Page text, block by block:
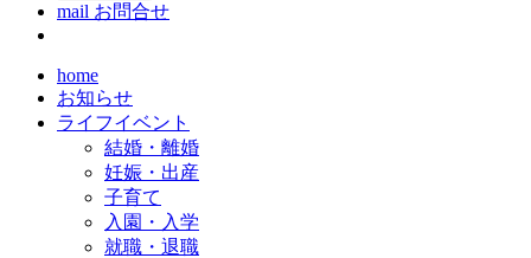
mail お問合せ
home
お知らせ
ライフイベント
結婚・離婚
妊娠・出産
子育て
入園・入学
就職・退職